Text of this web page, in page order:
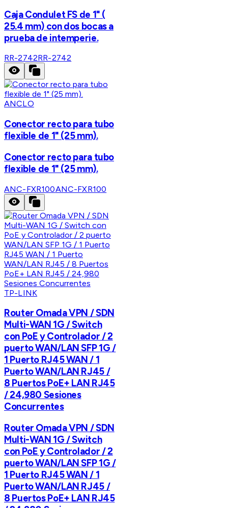
Caja Condulet FS de 1" (
25.4 mm) con dos bocas a
prueba de intemperie.
RR-2742RR-2742
ANCLO
Conector recto para tubo
flexible de 1" (25 mm).
Conector recto para tubo
flexible de 1" (25 mm).
ANC-FXR100ANC-FXR100
TP-LINK
Router Omada VPN / SDN
Multi-WAN 1G / Switch
con PoE y Controlador / 2
puerto WAN/LAN SFP 1G /
1 Puerto RJ45 WAN / 1
Puerto WAN/LAN RJ45 /
8 Puertos PoE+ LAN RJ45
/ 24,980 Sesiones
Concurrentes
Router Omada VPN / SDN
Multi-WAN 1G / Switch
con PoE y Controlador / 2
puerto WAN/LAN SFP 1G /
1 Puerto RJ45 WAN / 1
Puerto WAN/LAN RJ45 /
8 Puertos PoE+ LAN RJ45